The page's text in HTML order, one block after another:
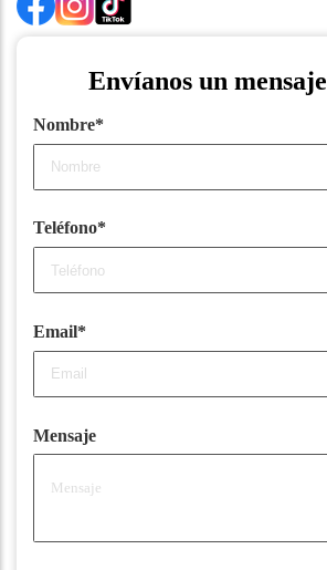
Envíanos un mensaje
Nombre*
Teléfono*
Email*
Mensaje